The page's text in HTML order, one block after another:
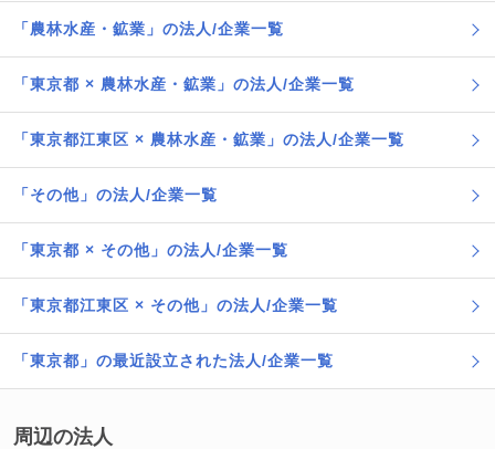
「農林水産・鉱業」の法人/企業一覧
「東京都 × 農林水産・鉱業」の法人/企業一覧
「東京都江東区 × 農林水産・鉱業」の法人/企業一覧
「その他」の法人/企業一覧
「東京都 × その他」の法人/企業一覧
「東京都江東区 × その他」の法人/企業一覧
「東京都」の最近設立された法人/企業一覧
周辺の法人